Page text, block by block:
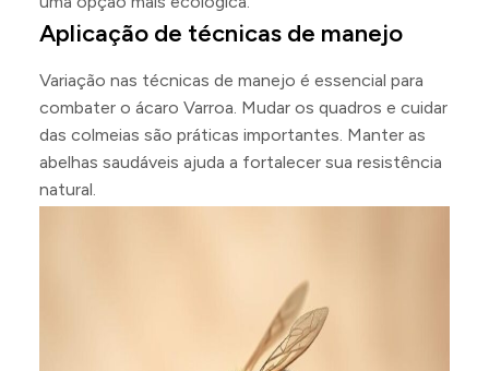
Aplicação de técnicas de manejo
Variação nas técnicas de manejo é essencial para
combater o ácaro Varroa. Mudar os quadros e cuidar
das colmeias são práticas importantes. Manter as
abelhas saudáveis ajuda a fortalecer sua resistência
natural.